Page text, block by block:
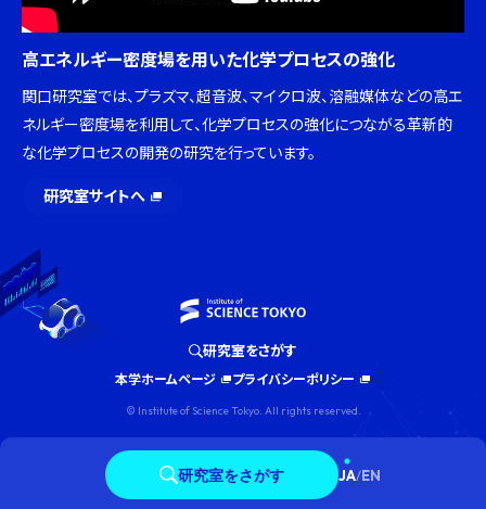
研究室をさがす JA/EN
高エネルギー密度場を用いた化学プロセスの強化
関口研究室では、プラズマ、超音波、マイクロ波、溶融媒体などの高エ
ネルギー密度場を利用して、化学プロセスの強化につながる革新的
な化学プロセスの開発の研究を行っています。
研究室サイトへ
研究室をさがす
本学ホームページ プライバシーポリシー
© Institute of Science Tokyo. All rights reserved.